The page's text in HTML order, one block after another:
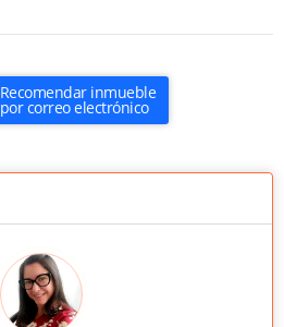
Recomendar inmueble
por correo electrónico